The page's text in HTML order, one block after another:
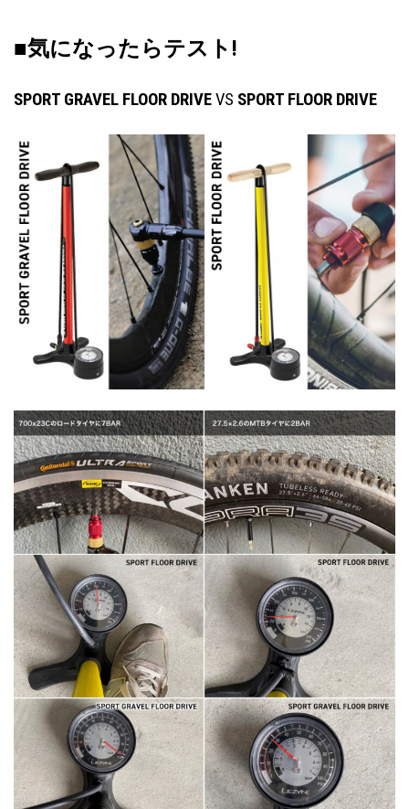
■気になったらテスト!
SPORT GRAVEL FLOOR DRIVEVS SPORT FLOOR DRIVE